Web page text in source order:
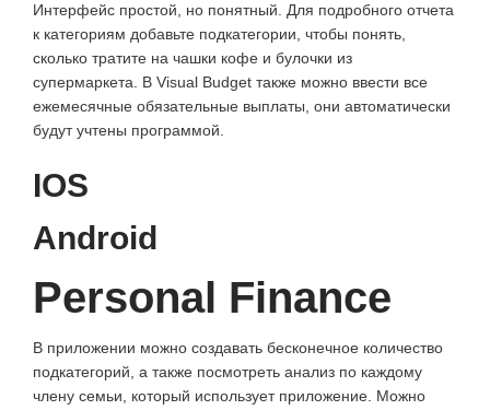
Интерфейс простой, но понятный. Для подробного отчета
к категориям добавьте подкатегории, чтобы понять,
сколько тратите на чашки кофе и булочки из
супермаркета. В Visual Budget также можно ввести все
ежемесячные обязательные выплаты, они автоматически
будут учтены программой.
IOS
Android
Personal Finance
В приложении можно создавать бесконечное количество
подкатегорий, а также посмотреть анализ по каждому
члену семьи, который использует приложение. Можно